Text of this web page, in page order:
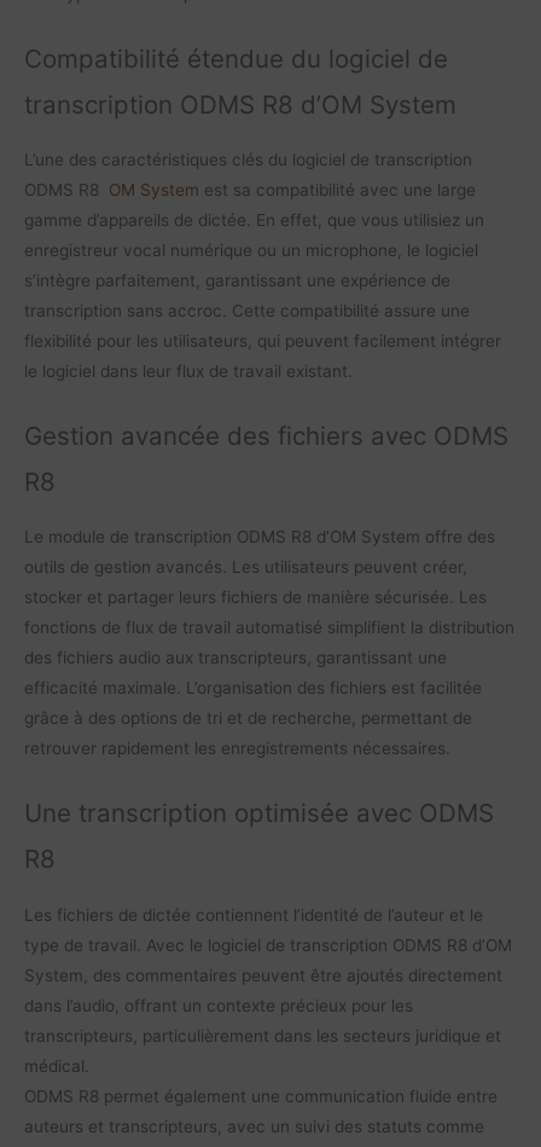
Compatibilité étendue du logiciel de
transcription ODMS R8 d’OM System
L’une des caractéristiques clés du logiciel de transcription
ODMS R8 OM System est sa compatibilité avec une large
gamme d’appareils de dictée. En effet, que vous utilisiez un
enregistreur vocal numérique ou un microphone, le logiciel
s’intègre parfaitement, garantissant une expérience de
transcription sans accroc. Cette compatibilité assure une
flexibilité pour les utilisateurs, qui peuvent facilement intégrer
le logiciel dans leur flux de travail existant.
Gestion avancée des fichiers avec ODMS
R8
Le module de transcription ODMS R8 d’OM System offre des
outils de gestion avancés. Les utilisateurs peuvent créer,
stocker et partager leurs fichiers de manière sécurisée. Les
fonctions de flux de travail automatisé simplifient la distribution
des fichiers audio aux transcripteurs, garantissant une
efficacité maximale. L’organisation des fichiers est facilitée
grâce à des options de tri et de recherche, permettant de
retrouver rapidement les enregistrements nécessaires.
Une transcription optimisée avec ODMS
R8
Les fichiers de dictée contiennent l’identité de l’auteur et le
type de travail. Avec le logiciel de transcription ODMS R8 d’OM
System, des commentaires peuvent être ajoutés directement
dans l’audio, offrant un contexte précieux pour les
transcripteurs, particulièrement dans les secteurs juridique et
médical.
ODMS R8 permet également une communication fluide entre
auteurs et transcripteurs, avec un suivi des statuts comme